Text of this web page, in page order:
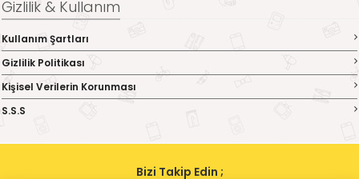
Gizlilik & Kullanım
Kullanım Şartları
Gizlilik Politikası
Kişisel Verilerin Korunması
S.S.S
Bizi Takip Edin ;